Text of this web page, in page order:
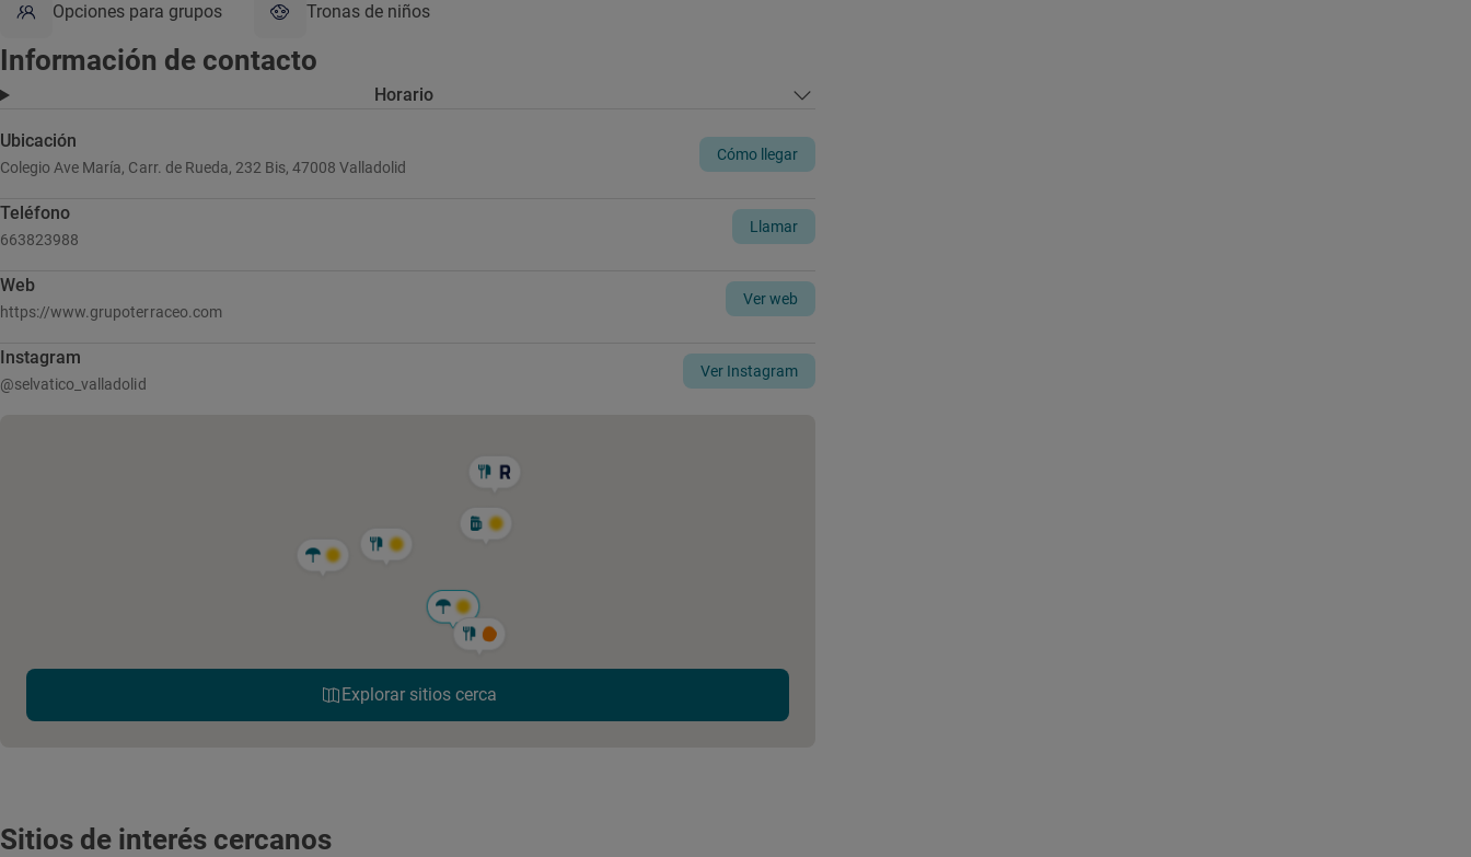
Opciones para grupos Tronas de niños
Información de contacto
Horario
Ubicación
Colegio Ave María, Carr. de Rueda, 232 Bis, 47008 Valladolid
Cómo llegar
Teléfono
663823988
Llamar
Web
https://www.grupoterraceo.com
Ver web
Instagram
@selvatico_valladolid
Ver Instagram
Explorar sitios cerca
Sitios de interés cercanos